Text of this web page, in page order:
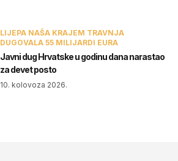
LIJEPA NAŠA KRAJEM TRAVNJA
DUGOVALA 55 MILIJARDI EURA
Javni dug Hrvatske u godinu dana narastao
za devet posto
10. kolovoza 2026.